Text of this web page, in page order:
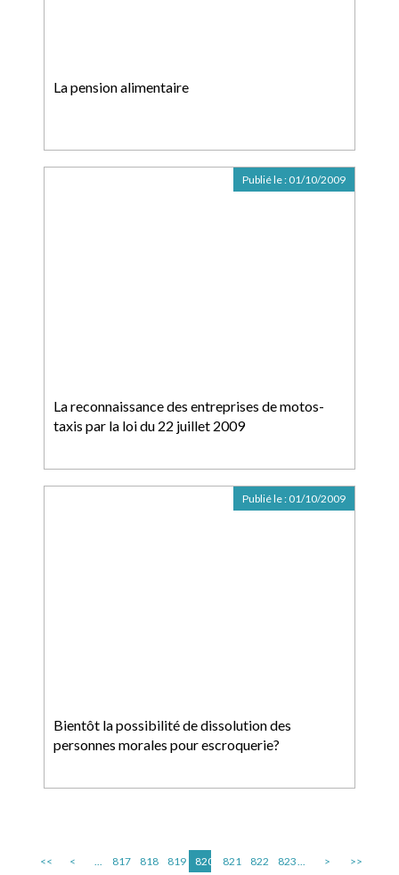
La pension alimentaire
La reconnaissance des entreprises de motos-
taxis par la loi du 22 juillet 2009
Publié le : 01/10/2009
Bientôt la possibilité de dissolution des
personnes morales pour escroquerie?
Publié le : 01/10/2009
<< < ... 817 818 819 820 821 822 823... > >>